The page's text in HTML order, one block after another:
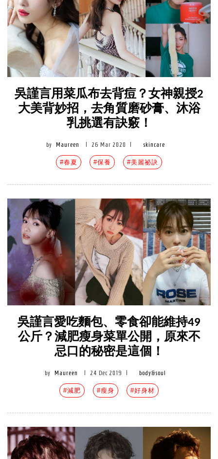
吳謹言用菜瓜布去背痘？女神親授2
大美背妙招，去角質磨砂膏、沐浴
乳挑選有訣竅！
by Maureen 26 Mar 2020 skincare
#春夏 #保養 #美麗祕訣
吳謹言愛吃麵包、零食卻能維持49
公斤？減肥瘦身菜單公開，原來不
忌口的秘密是這個！
by Maureen 24 Dec 2019 body&soul
#減肥 #瘦身 #好身材